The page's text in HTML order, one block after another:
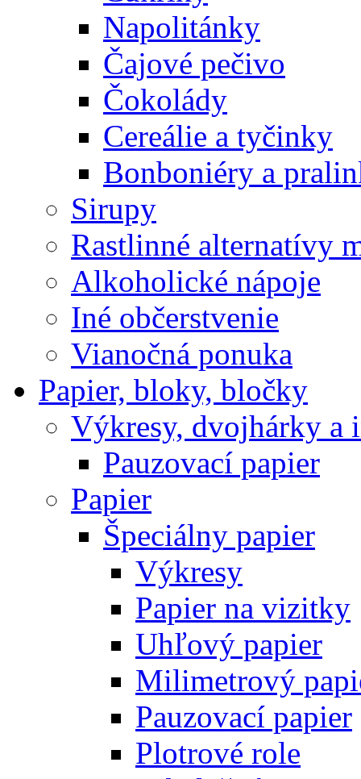
Napolitánky
Čajové pečivo
Čokolády
Cereálie a tyčinky
Bonboniéry a
Sirupy
Rastlinné alternatívy
Alkoholické nápoje
Iné občerstvenie
Vianočná ponuka
Papier, bloky, bločky
Výkresy, dvojhárky a
Pauzovací papier
Papier
Špeciálny papier
Výkresy
Papier na vizitky
Uhľový papier
Milimetrový
Pauzovací papier
Plotrové role